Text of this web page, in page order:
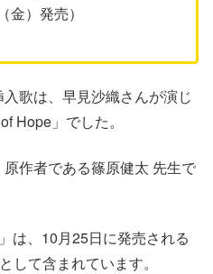
金）発売）
歌は、早見沙織さんが演じ
Hope」でした。
原作者である篠原健太 先生で
は、10月25日に発売される
して含まれています。